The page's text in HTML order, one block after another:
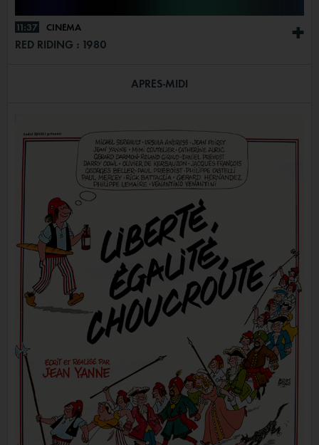
+
11:37 CINÉMA
RED RIDING : 1980
APRÈS-MIDI